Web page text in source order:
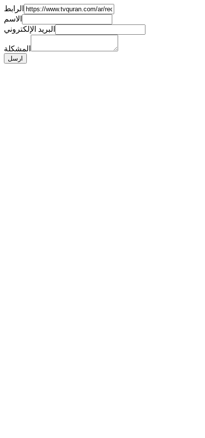
الرابط
الاسم
البريد الإلكتروني
المشكلة
ارسل